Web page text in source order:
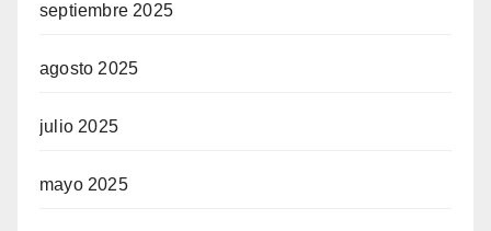
septiembre 2025
agosto 2025
julio 2025
mayo 2025